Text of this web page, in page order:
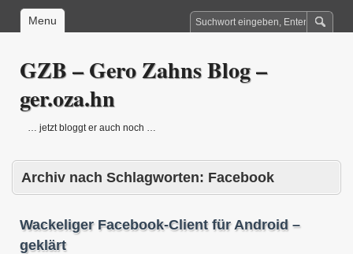
Menu
GZB – Gero Zahns Blog –
ger.oza.hn
… jetzt bloggt er auch noch …
Archiv nach Schlagworten: Facebook
Wackeliger Facebook-Client für Android –
geklärt